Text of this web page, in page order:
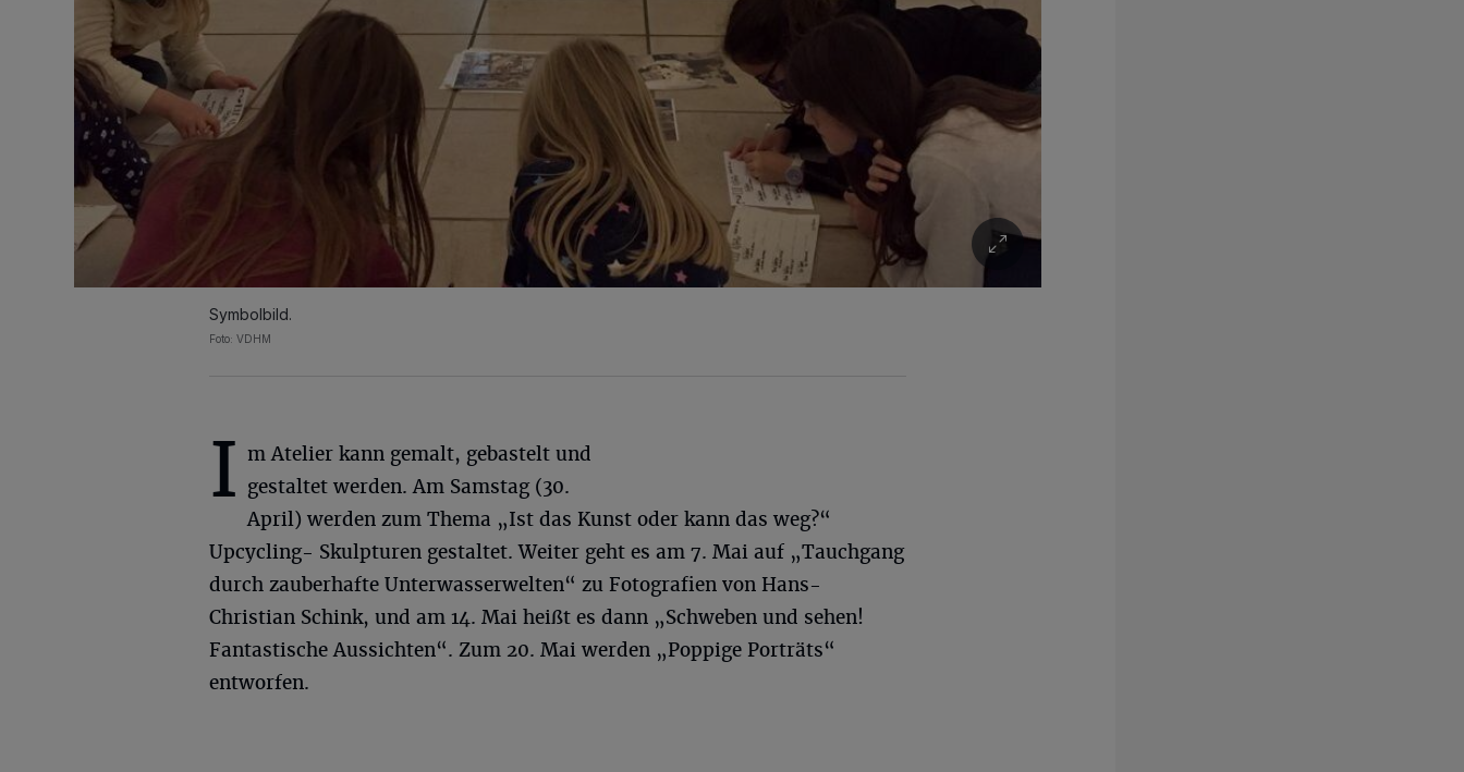
Symbolbild.
Foto: VDHM
I m Atelier kann gemalt, gebastelt und
gestaltet werden. Am Samstag (30.
April) werden zum Thema „Ist das Kunst oder kann das weg?“
Upcycling- Skulpturen gestaltet. Weiter geht es am 7. Mai auf „Tauchgang
durch zauberhafte Unterwasserwelten“ zu Fotografien von Hans-
Christian Schink, und am 14. Mai heißt es dann „Schweben und sehen!
Fantastische Aussichten“. Zum 20. Mai werden „Poppige Porträts“
entworfen.